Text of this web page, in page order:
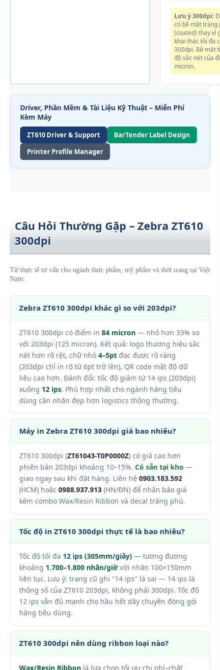
Lưu ý 300dpi:
có bề mặt tráng
(coated) thay vì
khai thác tối đa
300dpi. Bề mặt
độ sắc nét của
micron.
Driver, Phần Mềm & Tài Liệu Kỹ Thuật – Miễn Phí
Kèm Máy
ZT610 Driver & Support
BarTender Label Design
Printer Profile Manager
Câu Hỏi Thường Gặp – Zebra ZT610
300dpi
Từ thực tế tư vấn cho ngành thực phẩm, mỹ phẩm và thời trang tại Việt
Nam:
Zebra ZT610 300dpi khác gì so với 203dpi?
ZT610 300dpi có điểm in 84 micron — nhỏ hơn 33% so
với 203dpi (125 micron). Kết quả: logo thương hiệu sắc
nét hơn rõ rệt, chữ nhỏ 4–5pt đọc được rõ ràng
(203dpi chỉ in rõ từ 6pt trở lên), QR code mật độ dữ
liệu cao hơn. Đánh đổi: tốc độ giảm từ 14 ips (203dpi)
xuống 12 ips. Phù hợp nhất cho ngành hàng tiêu
dùng cần nhãn đẹp hơn logistics thông thường.
Máy in Zebra ZT610 300dpi giá bao nhiêu?
ZT610 300dpi (ZT61043-T0P0000Z) có giá cao hơn
phiên bản 203dpi khoảng 10–15%. Có sẵn tại kho —
giao ngay sau khi đặt hàng. Liên hệ 0903.183.592
(HCM) hoặc 0988.937.913 (HN/ĐN) để nhận báo giá
kèm combo Wax/Resin Ribbon và decal tráng phủ.
Tốc độ in ZT610 300dpi thực tế là bao nhiêu?
Tốc độ tối đa 12 ips (305mm/giây) — tương đương
khoảng 1.700–1.800 nhãn/giờ với nhãn 100×150mm
liên tục. Lưu ý: trang cũ ghi "14 ips" là sai — 14 ips là
thông số của ZT610 203dpi, không phải 300dpi. Tốc độ
12 ips vẫn đủ mạnh cho hầu hết dây chuyền đóng gói
hàng tiêu dùng.
ZT610 300dpi nên dùng ribbon loại nào?
Wax/Resin Ribbon là lựa chọn tối ưu chi phí–chất